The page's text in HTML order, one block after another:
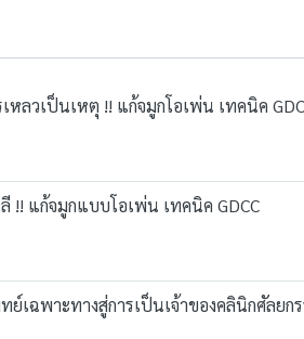
หลวเป็นเหตุ !! แก้จมูกโอเพ่น เทคนิค
!! แก้จมูกแบบโอเพ่น เทคนิค GDCC
ย์เฉพาะทางสู่การเป็นเจ้าของคลินิกศัลย